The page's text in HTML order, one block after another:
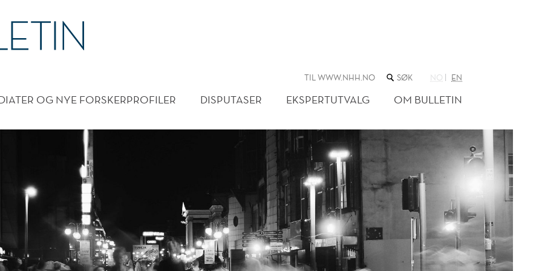
TIL WWW.NHH.NO SØK
NETTSTEDET
NO EN
OG NYE FORSKERPROFILER DISPUTASER EKSPERTUTVALG OM BULLETIN